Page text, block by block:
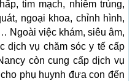
tim mạch, nhiễm trùng,
ngoại khoa, chỉnh hình,
Ngoài việc khám, siêu âm,
dịch vụ chăm sóc y tế cấp
còn cung cấp dịch vụ
phụ huynh đưa con đến